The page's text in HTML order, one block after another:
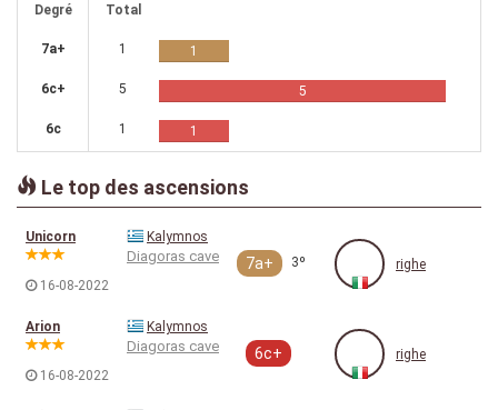
Degré Total
7a+ 1 1
6c+ 5 5
6c 1 1
Le top des ascensions
Unicorn
16-08-2022
Kalymnos
Diagoras cave 7a+ 3º righe
Arion
16-08-2022
Kalymnos
Diagoras cave 6c+ righe